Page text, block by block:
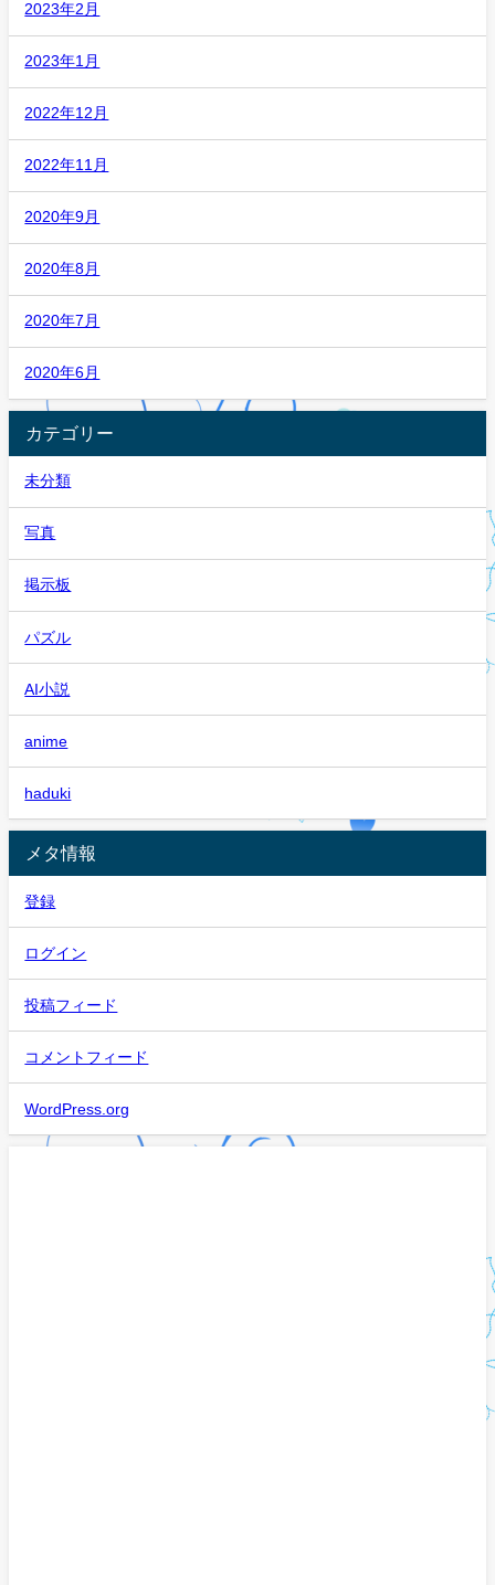
2023年2月
2023年1月
2022年12月
2022年11月
2020年9月
2020年8月
2020年7月
2020年6月
カテゴリー
未分類
写真
掲示板
パズル
AI小説
anime
haduki
メタ情報
登録
ログイン
投稿フィード
コメントフィード
WordPress.org